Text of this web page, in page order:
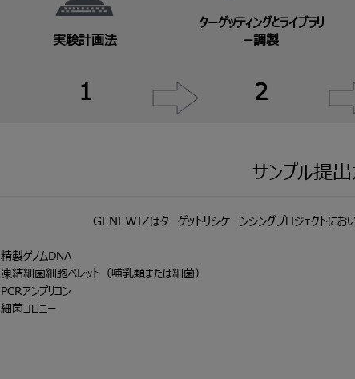
実験計画法
1
ターゲッティングとライブラリ
ー調製
2
サンプル提出
GENEWIZはターゲットリシケーンシングプロジェクトに
精製ゲノムDNA
凍結細菌細胞ペレット（哺乳類または細菌）
PCRアンプリコン
細菌コロニー